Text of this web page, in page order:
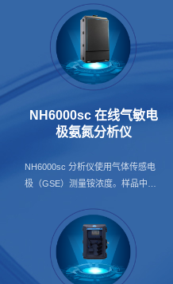
NH6000sc 在线气敏电
极氨氮分析仪
NH6000sc 分析仪使用气体传感电
极（GSE）测量铵浓度。样品中的
气通过电极的气体渗透膜并被检测
到。该方法支持广泛的测量范围，
并且比基于离子选择性电极（ISE）
的方法更不容易受到交叉敏感性的